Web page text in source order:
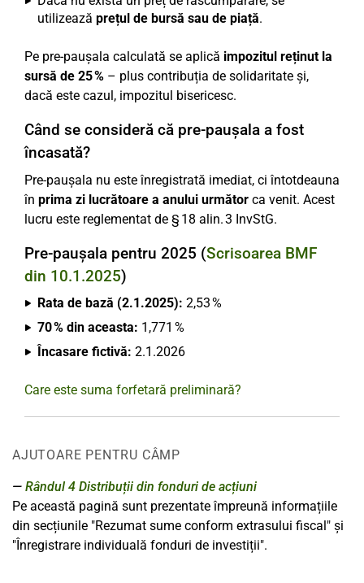
utilizează prețul de bursă sau de piață.
Pe pre-paușala calculată se aplică impozitul reținut la
sursă de 25 % – plus contribuția de solidaritate și,
dacă este cazul, impozitul bisericesc.
Când se consideră că pre-paușala a fost
încasată?
Pre-paușala nu este înregistrată imediat, ci întotdeauna
în prima zi lucrătoare a anului următor ca venit. Acest
lucru este reglementat de § 18 alin. 3 InvStG.
Pre-paușala pentru 2025 (Scrisoarea BMF
din 10.1.2025)
Rata de bază (2.1.2025): 2,53 %
70 % din aceasta: 1,771 %
Încasare fictivă: 2.1.2026
Care este suma forfetară preliminară?
AJUTOARE PENTRU CÂMP
Rândul 4 Distribuții din fonduri de acțiuni
Pe această pagină sunt prezentate împreună informațiile
din secțiunile "Rezumat sume conform extrasului fiscal" și
"Înregistrare individuală fonduri de investiții".